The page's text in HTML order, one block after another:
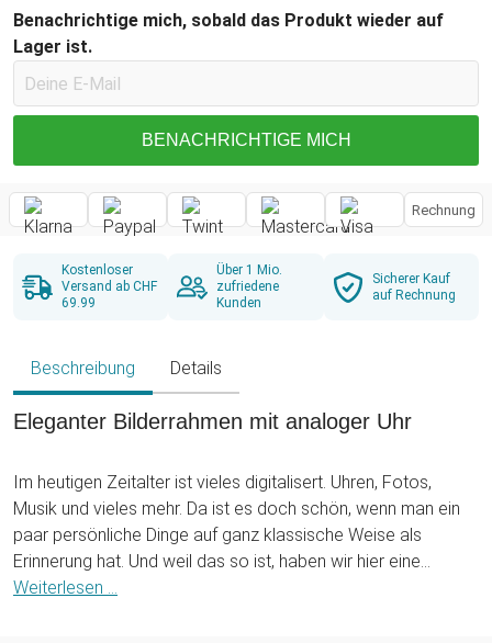
Benachrichtige mich, sobald das Produkt wieder auf
Lager ist.
BENACHRICHTIGE MICH
Rechnung
Kostenloser
Versand ab CHF
69.99
Über 1 Mio.
zufriedene
Kunden
Sicherer Kauf
auf Rechnung
Beschreibung Details
Eleganter Bilderrahmen mit analoger Uhr
Im heutigen Zeitalter ist vieles digitalisert. Uhren, Fotos,
Musik und vieles mehr. Da ist es doch schön, wenn man ein
paar persönliche Dinge auf ganz klassische Weise als
Erinnerung hat. Und weil das so ist, haben wir hier eine
besonders schöne Geschenkidee: Die Wanduhr mit
Weiterlesen ...